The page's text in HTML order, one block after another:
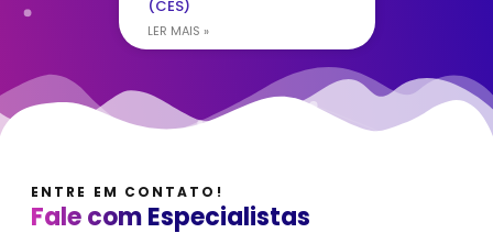
(CES)
LER MAIS »
ENTRE EM CONTATO!
Fale com Especialistas